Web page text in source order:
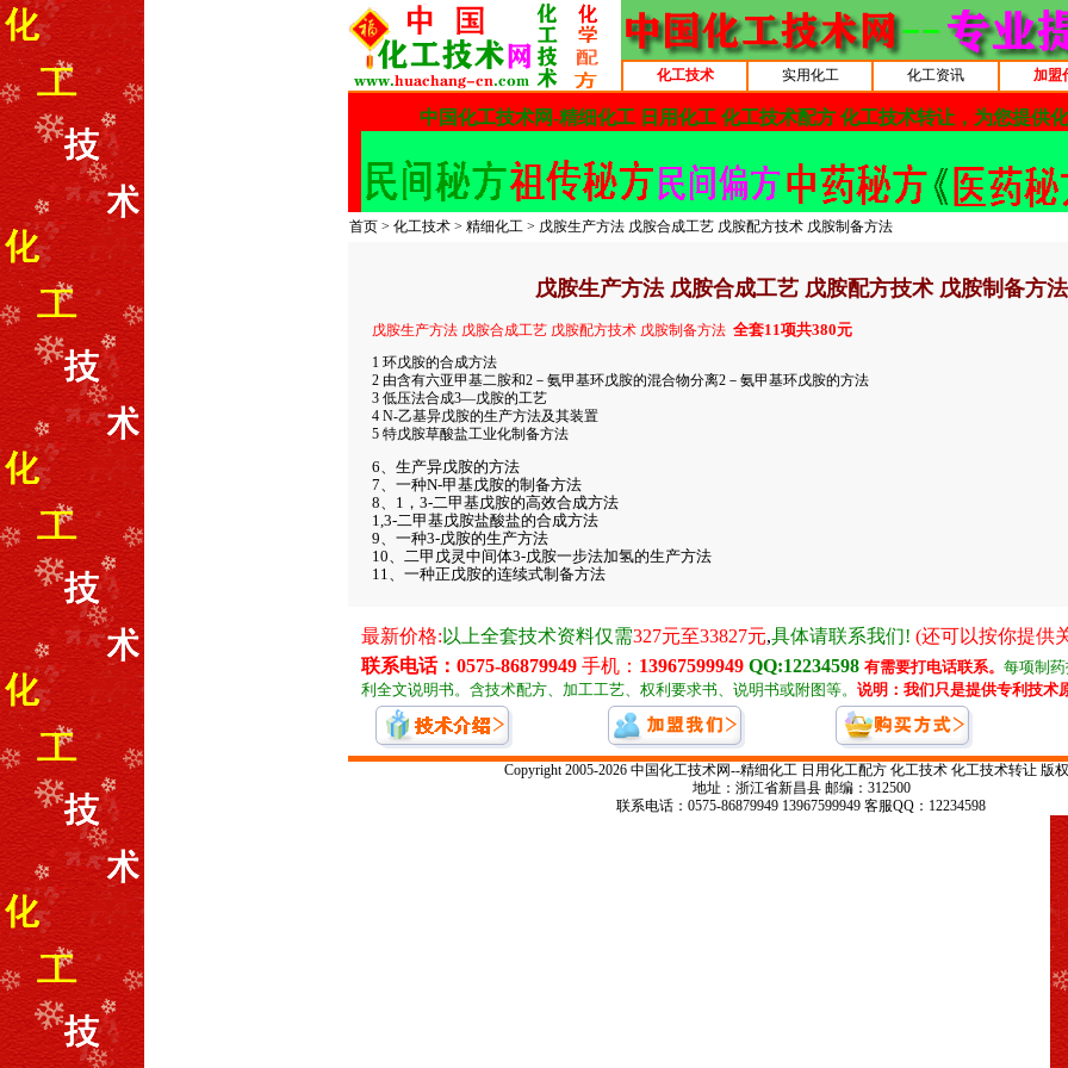
化工技术 实用化工 化工资讯 加盟
首页 > 化工技术 > 精细化工 > 戊胺生产方法 戊胺合成工艺 戊胺配方技术 戊胺制备方法
戊胺生产方法 戊胺合成工艺 戊胺配方技术 戊胺制备方法
戊胺生产方法 戊胺合成工艺 戊胺配方技术 戊胺制备方法 全套11项共380元
1 环戊胺的合成方法
2 由含有六亚甲基二胺和2－氨甲基环戊胺的混合物分离2－氨甲基环戊胺的方法
3 低压法合成3—戊胺的工艺
4 N-乙基异戊胺的生产方法及其装置
5 特戊胺草酸盐工业化制备方法
6、生产异戊胺的方法
7、一种N-甲基戊胺的制备方法
8、1，3-二甲基戊胺的高效合成方法
1,3-二甲基戊胺盐酸盐的合成方法
9、一种3-戊胺的生产方法
10、二甲戊灵中间体3-戊胺一步法加氢的生产方法
11、一种正戊胺的连续式制备方法
Copyright 2005-2026 中国化工技术网--精细化工 日用化工配方 化工技术 化工技术转让 版
地址：浙江省新昌县 邮编：312500
联系电话：0575-86879949 13967599949 客服QQ：12234598